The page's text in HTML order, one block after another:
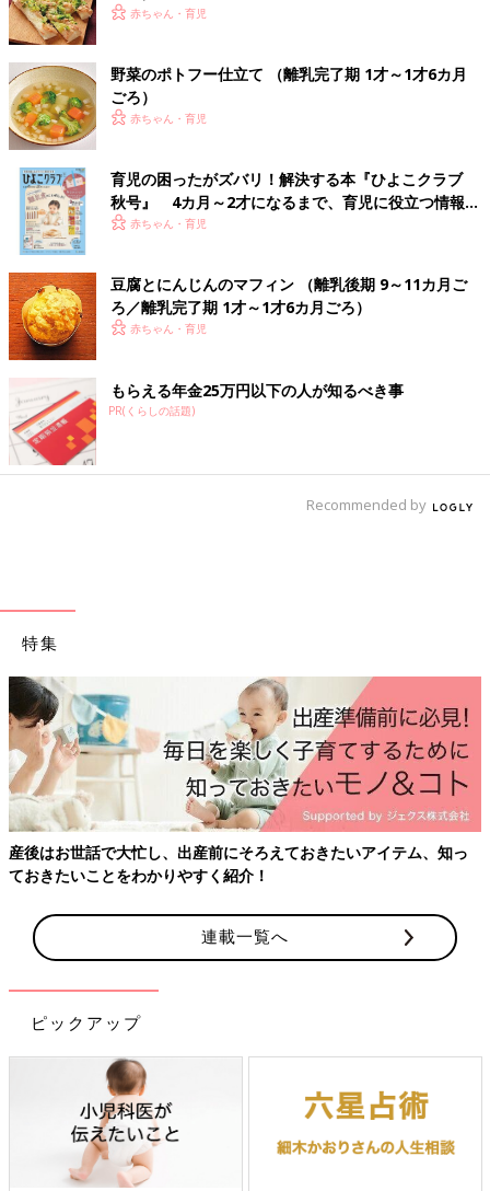
どビタミン類を含む食材を使った、体の調子を
ーンのバターあえ
方・レシピ 離乳食完了期1歳 ～1歳6ヶ月
どビタミン類を含む食材を使った、体の調子を
整えるビタミンのレシピをご紹介。トマトとか
ぼちゃのミルクスープ
ピ 離乳食完了期1歳 ～1歳6ヶ月ごろ
1歳～1歳6ヶ月ごろから使える、野菜や果物な
どビタミン類を含む食材を使った、体の調子を
離乳食完了期1歳 ～1歳6ヶ月・ぱくぱく期 の離乳食レシピをも
っとみる
たまひよの離乳食の本
初めてママ&パパのための365日の離乳食カレンダー (ベネッセ・
ムック たまひよブックス)
赤ちゃん・育児
野菜のポトフー仕立て （離乳完了期 1才～1才6カ月
ごろ）
赤ちゃん・育児
育児の困ったがズバリ！解決する本『ひよこクラブ
秋号』 4カ月～2才になるまで、育児に役立つ情報が
いっぱい！
赤ちゃん・育児
豆腐とにんじんのマフィン （離乳後期 9～11カ月ご
ろ／離乳完了期 1才～1才6カ月ごろ）
赤ちゃん・育児
もらえる年金25万円以下の人が知るべき事
PR(くらしの話題)
Recommended by
特集
後はお世話で大忙し、出産前にそろえておきたいアイテム、知っ
おきたいことをわかりやすく紹介！
連載一覧へ
ピックアップ